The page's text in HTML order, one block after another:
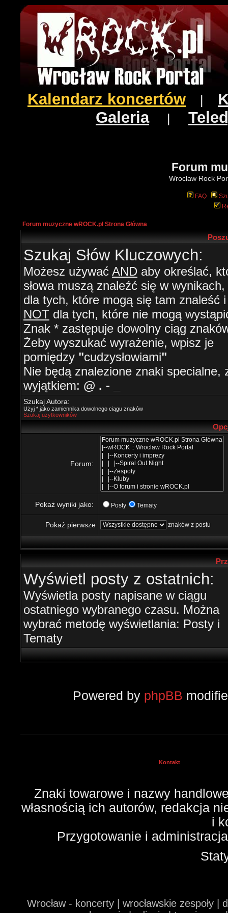
Kalendarz koncertów
Galeria|
Forum
Wrocław Rock
FAQ
Forum muzyczne wROCK.pl Strona Główna
Szukaj Słów Kluczowych:
Możesz używać AND aby określać,
słowa muszą znaleźć się w wynikach,
dla tych, które mogą się tam znaleść i
NOT dla tych, które nie mogą
Znak * zastępuje dowolny ciąg
Żeby wyszukać wyrażenie, wpisz je
pomiędzy "cudzysłowiami"
Nie będą znalezione znaki specialne,
wyjątkiem: @ . - _
Szukaj Autora:
Użyj * jako zamiennika dowolnego ciągu znaków
Szukaj użytkowników
Forum:
Pokaż wyniki jako: Posty Tematy
Pokaż pierwsze znaków z postu
Wyświetl posty z ostatnich:
Wyświetla posty napisane w ciągu
ostatniego wybranego czasu. Można
wybrać metodę wyświetlania: Posty i
Tematy
Powered by phpBB
Kontakt
Znaki towarowe i nazwy
własnością ich autorów, redakcja
i
Przygotowanie i
Wrocław - koncerty | wrocławskie zespoły